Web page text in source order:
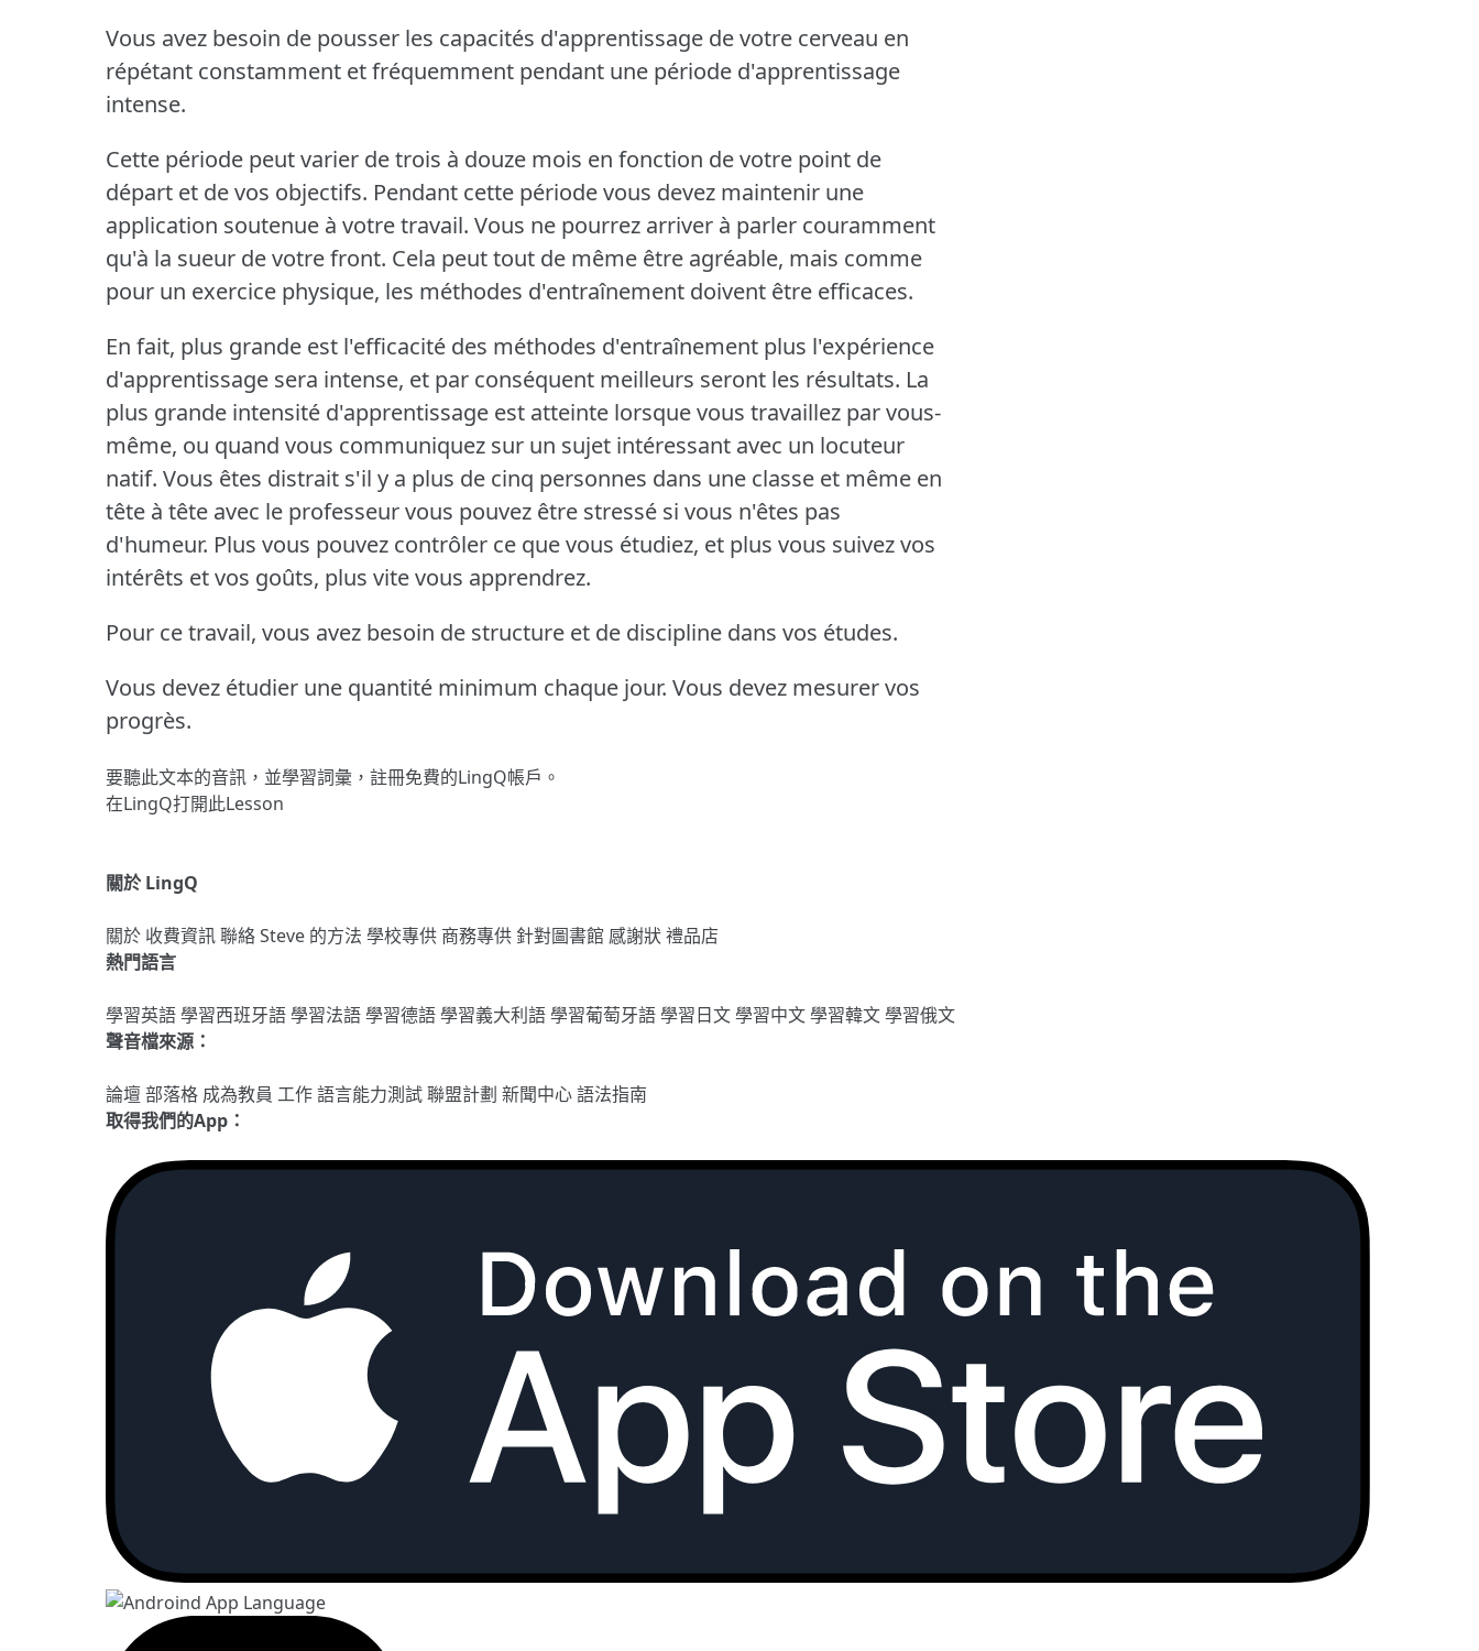
Vous avez besoin de pousser les capacités d'apprentissage de votre cerveau en
répétant constamment et fréquemment pendant une période d'apprentissage
intense.
Cette période peut varier de trois à douze mois en fonction de votre point de
départ et de vos objectifs. Pendant cette période vous devez maintenir une
application soutenue à votre travail. Vous ne pourrez arriver à parler couramment
qu'à la sueur de votre front. Cela peut tout de même être agréable, mais comme
pour un exercice physique, les méthodes d'entraînement doivent être efficaces.
En fait, plus grande est l'efficacité des méthodes d'entraînement plus l'expérience
d'apprentissage sera intense, et par conséquent meilleurs seront les résultats. La
plus grande intensité d'apprentissage est atteinte lorsque vous travaillez par vous-
même, ou quand vous communiquez sur un sujet intéressant avec un locuteur
natif. Vous êtes distrait s'il y a plus de cinq personnes dans une classe et même en
tête à tête avec le professeur vous pouvez être stressé si vous n'êtes pas
d'humeur. Plus vous pouvez contrôler ce que vous étudiez, et plus vous suivez vos
intérêts et vos goûts, plus vite vous apprendrez.
Pour ce travail, vous avez besoin de structure et de discipline dans vos études.
Vous devez étudier une quantité minimum chaque jour. Vous devez mesurer vos
progrès.
要聽此文本的音訊，並學習詞彙， 註冊免費的LingQ帳戶。
在LingQ打開此Lesson
關於 LingQ
關於 收費資訊聯絡Steve 的方法 學校專供 商務專供 針對圖書館 感謝狀禮品店
熱門語言
學習英語學習西班牙語學習法語學習德語學習義大利語學習葡萄牙語學習日文學習中文學習韓文學習俄文
聲音檔來源：
論壇部落格 成為教員 工作語言能力測試聯盟計劃 新聞中心語法指南
取得我們的App：